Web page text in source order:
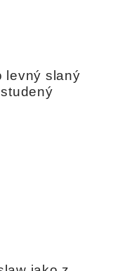
levný slaný